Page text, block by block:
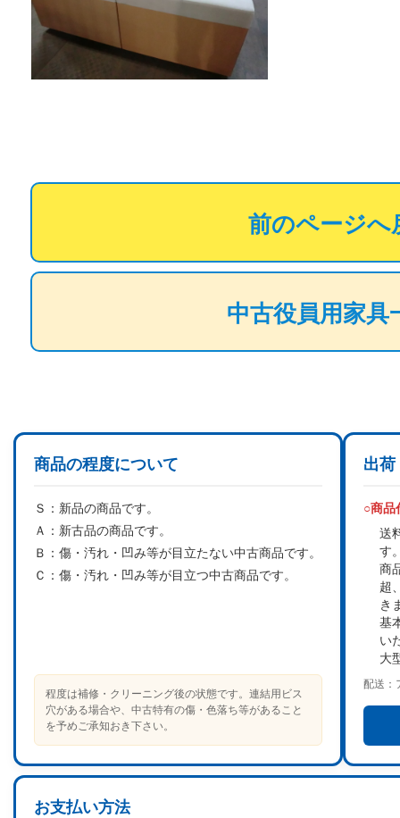
前のページへ
中古役員用家具
商品の程度について
Ｓ： 新品の商品です。
Ａ： 新古品の商品です。
Ｂ： 傷・汚れ・凹み等が目立たない中古商品です。
Ｃ： 傷・汚れ・凹み等が目立つ中古商品です。
程度は補修・クリーニング後の状態です。連結用ビス
穴がある場合や、中古特有の傷・色落ち等があること
を予めご承知おき下さい。
出荷
○商品
送
す
商
超
き
基
い
大
配送：
お支払い方法